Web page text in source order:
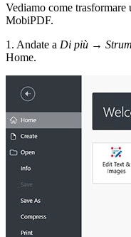
Vediamo come
MobiPDF.
1. Andate a Di più →
Home.